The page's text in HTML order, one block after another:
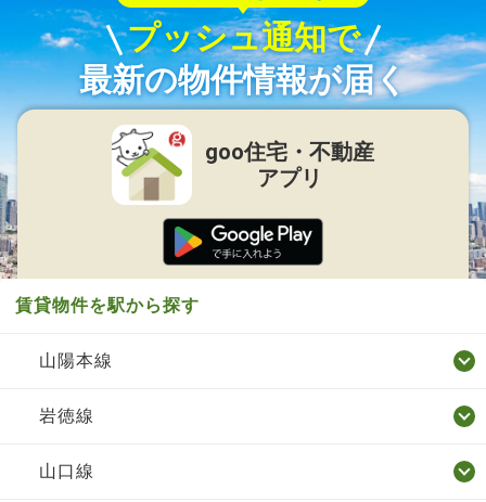
プッシュ通知で
最新の物件情報が届く
goo住宅・不動産
アプリ
賃貸物件を駅から探す
山陽本線
岩徳線
山口線